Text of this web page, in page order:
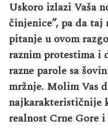
Uskoro izlazi Vaša
činjenice”, pa da
pitanje u ovom
raznim protestima i
razne parole sa
mržnje. Molim Vas
najkarakterističnije
realnost Crne Gore